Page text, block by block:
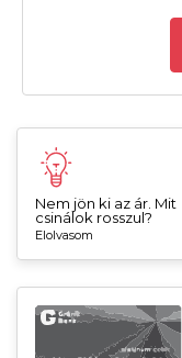
Nem jön ki az ár. Mit
csinálok rosszul?
Elolvasom